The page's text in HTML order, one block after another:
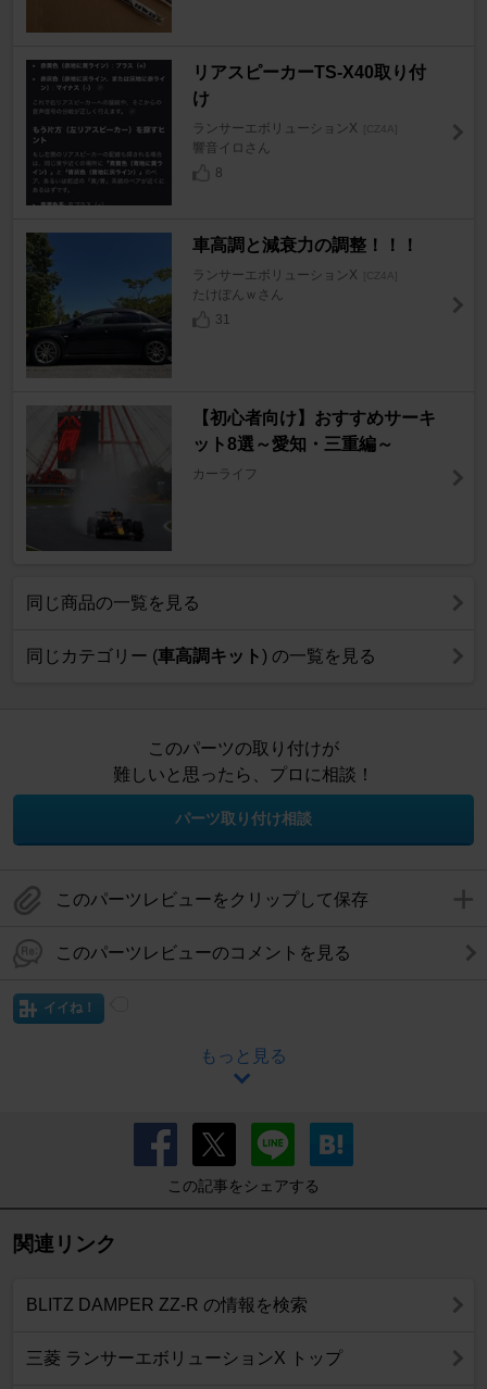
リアスピーカーTS-X40取り付
け
ランサーエボリューションX [CZ4A]
響音イロさん
8
車高調と減衰力の調整！！！
ランサーエボリューションX [CZ4A]
たけぽんｗさん
31
【初心者向け】おすすめサーキ
ット8選～愛知・三重編～
カーライフ
同じ商品の一覧を見る
同じカテゴリー (車高調キット) の一覧を見る
このパーツの取り付けが
難しいと思ったら、プロに相談！
パーツ取り付け相談
このパーツレビューをクリップして保存
このパーツレビューのコメントを見る
イイね！
もっと見る
この記事をシェアする
関連リンク
BLITZ DAMPER ZZ-R の情報を検索
三菱 ランサーエボリューションX トップ